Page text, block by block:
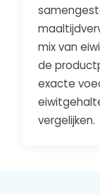
mix van
de
exacte
vergelijken.